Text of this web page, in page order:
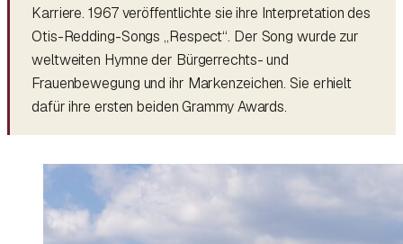
Karriere. 1967 veröffentlichte sie ihre Interpretation des
Otis-Redding-Songs „Respect“. Der Song wurde zur
weltweiten Hymne der Bürgerrechts- und
Frauenbewegung und ihr Markenzeichen. Sie erhielt
dafür ihre ersten beiden Grammy Awards.